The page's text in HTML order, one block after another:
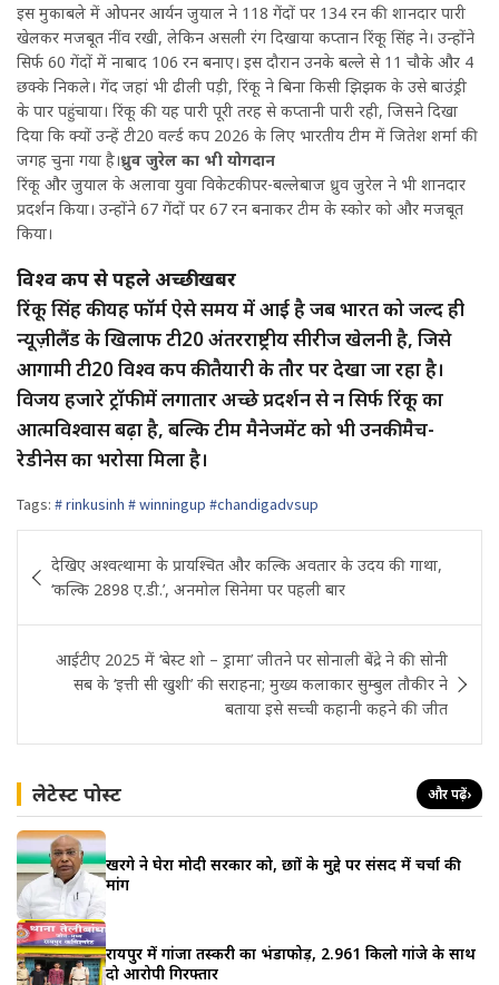
इस मुकाबले में ओपनर आर्यन जुयाल ने 118 गेंदों पर 134 रन की शानदार पारी
खेलकर मजबूत नींव रखी, लेकिन असली रंग दिखाया कप्तान रिंकू सिंह ने। उन्होंने
सिर्फ 60 गेंदों में नाबाद 106 रन बनाए। इस दौरान उनके बल्ले से 11 चौके और 4
छक्के निकले। गेंद जहां भी ढीली पड़ी, रिंकू ने बिना किसी झिझक के उसे बाउंड्री
के पार पहुंचाया। रिंकू की यह पारी पूरी तरह से कप्तानी पारी रही, जिसने दिखा
दिया कि क्यों उन्हें टी20 वर्ल्ड कप 2026 के लिए भारतीय टीम में जितेश शर्मा की
जगह चुना गया है।ध्रुव जुरेल का भी योगदान
रिंकू और जुयाल के अलावा युवा विकेटकीपर-बल्लेबाज ध्रुव जुरेल ने भी शानदार
प्रदर्शन किया। उन्होंने 67 गेंदों पर 67 रन बनाकर टीम के स्कोर को और मजबूत
किया।
विश्व कप से पहले अच्छी खबर
रिंकू सिंह की यह फॉर्म ऐसे समय में आई है जब भारत को जल्द ही
न्यूज़ीलैंड के खिलाफ टी20 अंतरराष्ट्रीय सीरीज खेलनी है, जिसे
आगामी टी20 विश्व कप की तैयारी के तौर पर देखा जा रहा है।
विजय हजारे ट्रॉफी में लगातार अच्छे प्रदर्शन से न सिर्फ रिंकू का
आत्मविश्वास बढ़ा है, बल्कि टीम मैनेजमेंट को भी उनकी मैच-
रेडीनेस का भरोसा मिला है।
Tags: # rinkusinh # winningup #chandigadvsup
Post
navigation
देखिए अश्वत्थामा के प्रायश्चित और कल्कि अवतार के उदय की गाथा,
‘कल्कि 2898 ए.डी.’, अनमोल सिनेमा पर पहली बार
आईटीए 2025 में ‘बेस्ट शो – ड्रामा’ जीतने पर सोनाली बेंद्रे ने की सोनी
सब के ‘इत्ती सी खुशी’ की सराहना; मुख्य कलाकार सुम्बुल तौकीर ने
बताया इसे सच्ची कहानी कहने की जीत
लेटेस्ट पोस्ट और पढ़ें›
खरगे ने घेरा मोदी सरकार को, छात्रों के मुद्दे पर संसद में चर्चा की
मांग
रायपुर में गांजा तस्करी का भंडाफोड़, 2.961 किलो गांजे के साथ
दो आरोपी गिरफ्तार